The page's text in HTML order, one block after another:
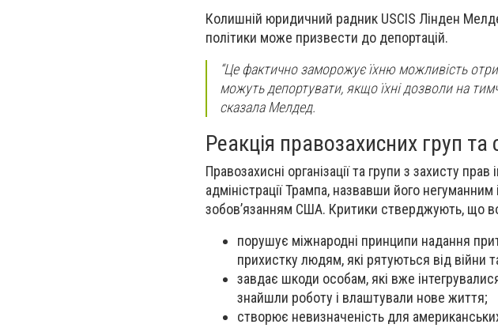
Колишній юридичний радник USCIS Лінден
політики може призвести до депортацій.
“Це фактично заморожує їхню можливість
можуть депортувати, якщо їхні дозволи на
сказала Мелдед.
Реакція правозахисних груп та
Правозахисні організації та групи з захисту
адміністрації Трампа, назвавши його
зобов’язанням США. Критики стверджують, що
порушує міжнародні принципи надання
прихистку людям, які рятуються від війни
завдає шкоди особам, які вже
знайшли роботу і влаштували нове життя;
створює невизначеність для